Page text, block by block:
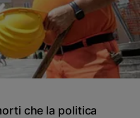
che la politica